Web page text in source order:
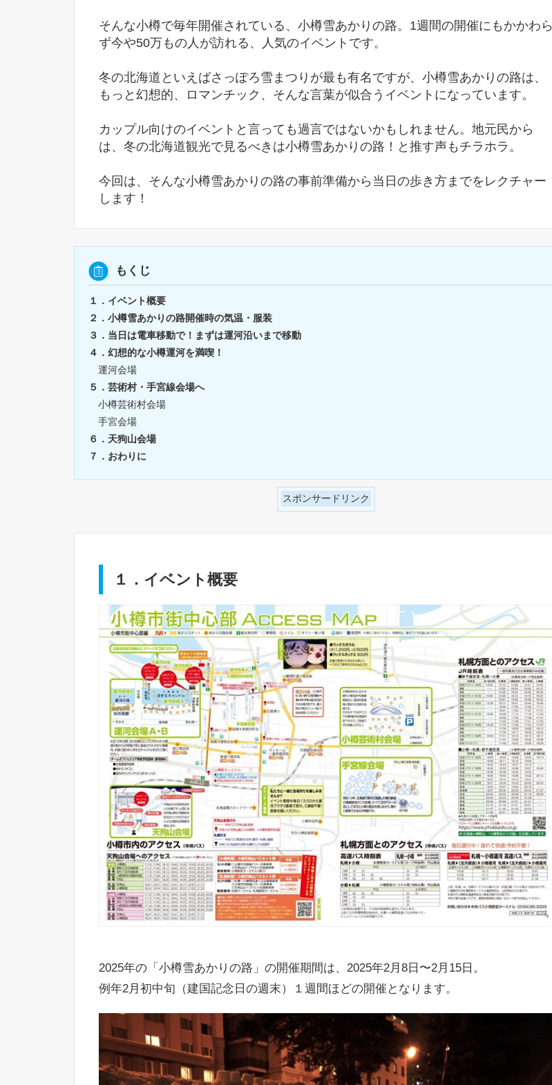
そんな小樽で毎年開催されている、小樽雪あかりの路。1週間の開催にもかかわら
ず今や50万もの人が訪れる、人気のイベントです。
冬の北海道といえばさっぽろ雪まつりが最も有名ですが、小樽雪あかりの路は、
もっと幻想的、ロマンチック、そんな言葉が似合うイベントになっています。
カップル向けのイベントと言っても過言ではないかもしれません。地元民から
は、冬の北海道観光で見るべきは小樽雪あかりの路！と推す声もチラホラ。
今回は、そんな小樽雪あかりの路の事前準備から当日の歩き方までをレクチャー
します！
もくじ
１．イベント概要
２．小樽雪あかりの路開催時の気温・服装
３．当日は電車移動で！まずは運河沿いまで移動
４．幻想的な小樽運河を満喫！
運河会場
５．芸術村・手宮線会場へ
小樽芸術村会場
手宮会場
６．天狗山会場
７．おわりに
スポンサードリンク
１．イベント概要
2025年の「小樽雪あかりの路」の開催期間は、2025年2月8日〜2月15日。
例年2月初中旬（建国記念日の週末）１週間ほどの開催となります。